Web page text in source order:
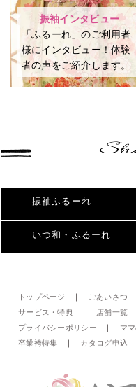
振袖インタビュー
「ふるーれ」のご利用者
様にインタビュー！体験
者の声をご紹介します。
振袖ふるーれ
いつ和・ふるーれ
トップページ ごあいさつ
サービス・特典
店舗一覧
プライバシーポリシー
マ
卒業袴特集
カタログ申込